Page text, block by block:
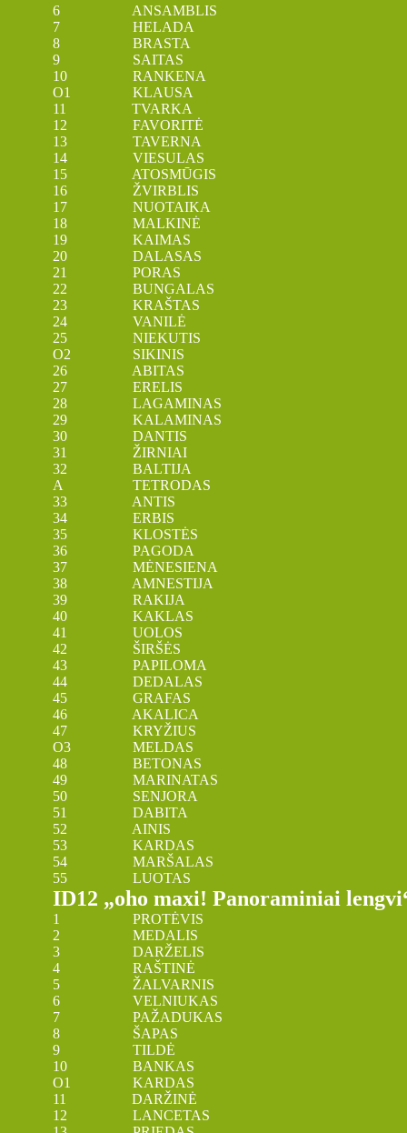
6 ANSAMBLIS
7 HELADA
8 BRASTA
9 SAITAS
10 RANKENA
O1 KLAUSA
11 TVARKA
12 FAVORITĖ
13 TAVERNA
14 VIESULAS
15 ATOSMŪGIS
16 ŽVIRBLIS
17 NUOTAIKA
18 MALKINĖ
19 KAIMAS
20 DALASAS
21 PORAS
22 BUNGALAS
23 KRAŠTAS
24 VANILĖ
25 NIEKUTIS
O2 SIKINIS
26 ABITAS
27 ERELIS
28 LAGAMINAS
29 KALAMINAS
30 DANTIS
31 ŽIRNIAI
32 BALTIJA
A TETRODAS
33 ANTIS
34 ERBIS
35 KLOSTĖS
36 PAGODA
37 MĖNESIENA
38 AMNESTIJA
39 RAKIJA
40 KAKLAS
41 UOLOS
42 ŠIRŠĖS
43 PAPILOMA
44 DEDALAS
45 GRAFAS
46 AKALICA
47 KRYŽIUS
O3 MELDAS
48 BETONAS
49 MARINATAS
50 SENJORA
51 DABITA
52 AINIS
53 KARDAS
54 MARŠALAS
55 LUOTAS
ID12 „oho maxi! Panoraminiai
1 PROTĖVIS
2 MEDALIS
3 DARŽELIS
4 RAŠTINĖ
5 ŽALVARNIS
6 VELNIUKAS
7 PAŽADUKAS
8 ŠAPAS
9 TILDĖ
10 BANKAS
O1 KARDAS
11 DARŽINĖ
12 LANCETAS